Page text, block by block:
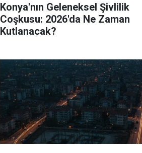
Konya'nın Geleneksel Şivlilik
Coşkusu: 2026'da Ne Zaman
Kutlanacak?